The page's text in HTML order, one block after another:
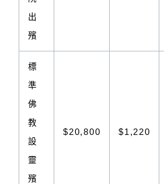
出
殯
標
準
佛
教
設
靈
殯
$20,800 $1,220